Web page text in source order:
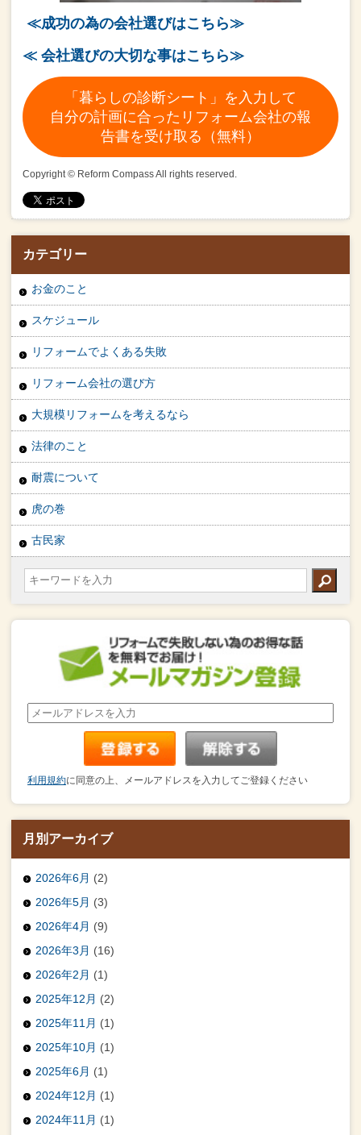
≪成功の為の会社選びはこちら≫
≪ 会社選びの大切な事はこちら≫
「暮らしの診断シート」を入力して
自分の計画に合ったリフォーム会社の報
告書を受け取る（無料）
Copyright © Reform Compass All rights reserved.
カテゴリー
お金のこと
スケジュール
リフォームでよくある失敗
リフォーム会社の選び方
大規模リフォームを考えるなら
法律のこと
耐震について
虎の巻
古民家
利用規約に同意の上、メールアドレスを入力してご登録ください
月別アーカイブ
2026年6月 (2)
2026年5月 (3)
2026年4月 (9)
2026年3月 (16)
2026年2月 (1)
2025年12月 (2)
2025年11月 (1)
2025年10月 (1)
2025年6月 (1)
2024年12月 (1)
2024年11月 (1)